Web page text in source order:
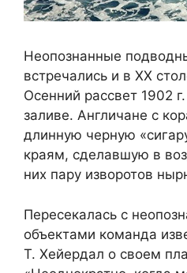
Неопознанные
встречались и в XX
Осенний рассвет 1902
заливе. Англичане с
длинную черную
краям, сделавшую в
них пару изворотов
Пересекалась с
объектами команда
Т. Хейердал о своем